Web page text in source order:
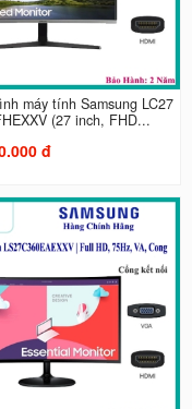
máy tính Samsung LC27
(27 inch, FHD...
đ